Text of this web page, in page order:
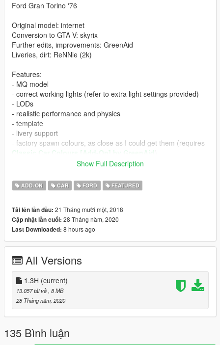
Ford Gran Torino '76
Original model: internet
Conversion to GTA V: skyrix
Further edits, improvements: GreenAid
Liveries, dirt: ReNNie (2k)
Features:
- MQ model
- correct working lights (refer to extra light settings provided)
- LODs
- realistic performance and physics
- template
- livery support
- factory spawn colours, as close as I could get them (requires
Classic Car Colours [Add-On] by GreenAid
- none known
- 1.0: first release
- 1.1: fixed glass tint, added .txt for liveries
- 1.2: fixed a typo that made the lights not work properly
- 1.3: new basic suspension, more accurate exhausts, little
- hotfix: added a missing texture, attached rear view mirror to
windscreen
Please if you like my work and want to support me, considering
donating to help, thank you!
-
Screenshots by ReNNie, thanks a lot!
Enjoy!
Show Full Description
ADD-ON CAR FORD FEATURED
Tải lên lần đầu: 21 Tháng mười một, 2018
Cập nhật lần cuối: 28 Tháng năm, 2020
Last Downloaded: 8 hours ago
All Versions
1.3H (current)
13.057 tải về , 8 MB
28 Tháng năm, 2020
135 Bình luận